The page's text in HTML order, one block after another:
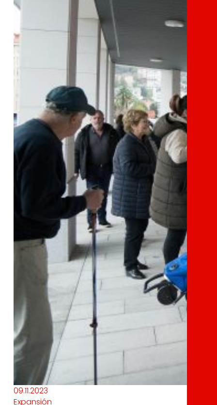
09.11.2023
Expansión